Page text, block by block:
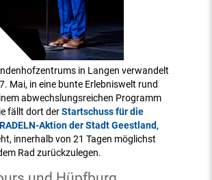
in Langen verwandelt
Mai, in eine bunte Erlebniswelt rund
abwechslungsreichen Programm
fällt dort derStartschuss für die
Aktion der Stadt Geestland,
innerhalb von 21 Tagen möglichst
Rad zurückzulegen.